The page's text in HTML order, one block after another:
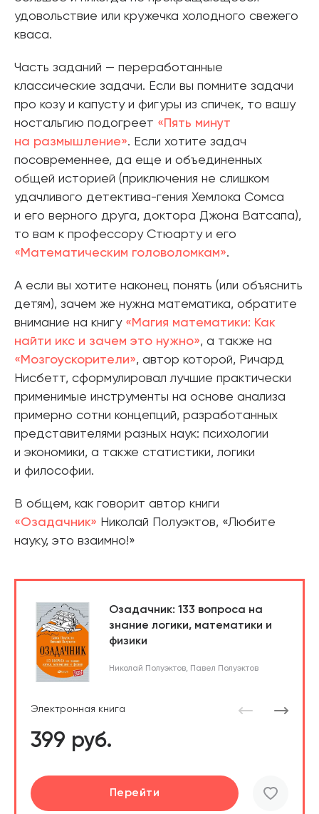
удовольствие или кружечка холодного свежего
кваса.
Часть заданий — переработанные
классические задачи. Если вы помните задачи
про козу и капусту и фигуры из спичек, то вашу
ностальгию подогреет «Пять минут
на размышление». Если хотите задач
посовременнее, да еще и объединенных
общей историей (приключения не слишком
удачливого детектива-гения Хемлока Сомса
и его верного друга, доктора Джона Ватсапа),
то вам к профессору Стюарту и его
«Математическим головоломкам».
А если вы хотите наконец понять (или объяснить
детям), зачем же нужна математика, обратите
внимание на книгу «Магия математики: Как
найти икс и зачем это нужно», а также на
«Мозгоускорители», автор которой, Ричард
Нисбетт, сформулировал лучшие практически
применимые инструменты на основе анализа
примерно сотни концепций, разработанных
представителями разных наук: психологии
и экономики, а также статистики, логики
и философии.
В общем, как говорит автор книги
«Озадачник» Николай Полуэктов, «Любите
науку, это взаимно!»
Озадачник: 133 вопроса на
знание логики, математики и
физики
Николай Полуэктов, Павел Полуэктов
Электронная книга
399 руб.
Перейти
Подробнее